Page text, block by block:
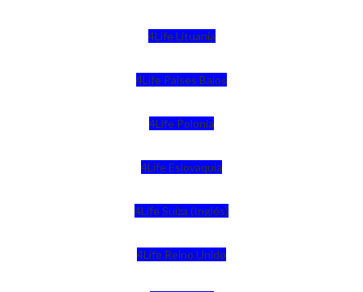
4Life Lituania
4Life Paises Bajos
4Life Polonia
4Life Eslovaquia
4Life Suiza (Inglés)
4Life Reino Unido